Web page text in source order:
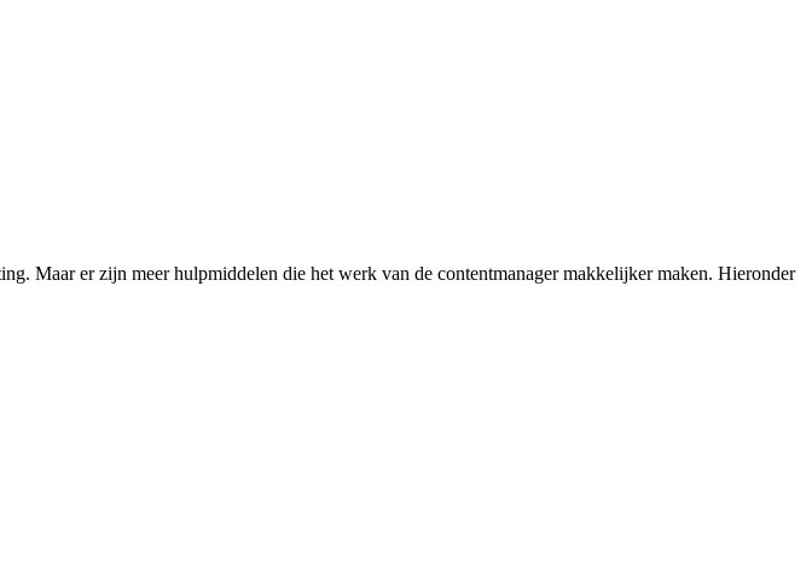
Maar er zijn meer hulpmiddelen die het werk van de contentmanager makkelijker maken. Hieronder